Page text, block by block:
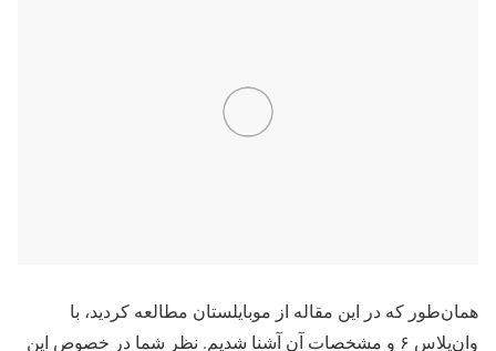
همان‌طور که در این مقاله از موبایلستان مطالعه کردید، با
وان‌پلاس ۶ و مشخصات آن آشنا شدیم. نظر شما در خصوص این